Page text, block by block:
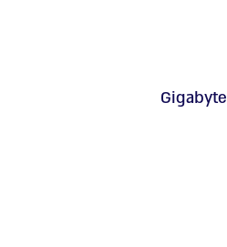
Gigabyte